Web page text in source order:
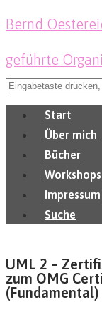
Bernd
geführte
Start
Über mich
Bücher
Workshops
Impressum
Suche
UML 2 –
zum OMG
(Fundamental)